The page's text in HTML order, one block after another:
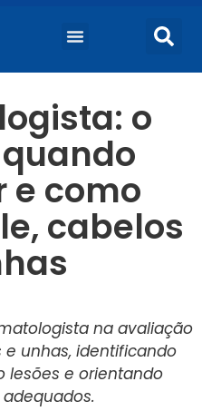
o
e como
cabelos
na avaliação
unhas, identificando
lesões e orientando